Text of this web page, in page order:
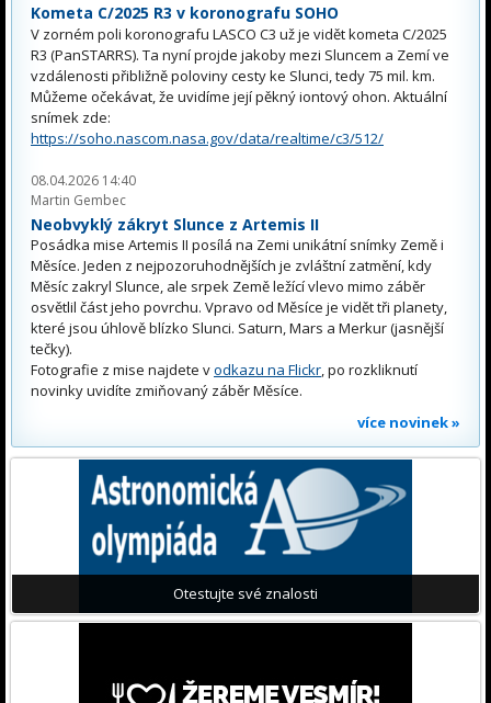
Kometa C/2025 R3 v koronografu SOHO
V zorném poli koronografu LASCO C3 už je vidět kometa C/2025
R3 (PanSTARRS). Ta nyní projde jakoby mezi Sluncem a Zemí ve
vzdálenosti přibližně poloviny cesty ke Slunci, tedy 75 mil. km.
Můžeme očekávat, že uvidíme její pěkný iontový ohon. Aktuální
snímek zde:
https://soho.nascom.nasa.gov/data/realtime/c3/512/
08.04.2026 14:40
Martin Gembec
Neobvyklý zákryt Slunce z Artemis II
Posádka mise Artemis II posílá na Zemi unikátní snímky Země i
Měsíce. Jeden z nejpozoruhodnějších je zvláštní zatmění, kdy
Měsíc zakryl Slunce, ale srpek Země ležící vlevo mimo záběr
osvětlil část jeho povrchu. Vpravo od Měsíce je vidět tři planety,
které jsou úhlově blízko Slunci. Saturn, Mars a Merkur (jasnější
tečky).
Fotografie z mise najdete vodkazu na Flickr, po rozkliknutí
novinky uvidíte zmiňovaný záběr Měsíce.
více novinek »
Otestujte své znalosti